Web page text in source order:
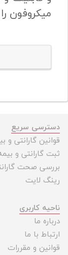
میکروفون
دسترسی سریع
قوانین گارانتی و
ثبت گارانتی و
بررسی صحت
رینگ لایت
ناحیه کاربری
درباره ما
ارتباط با ما
قوانین و مقررات